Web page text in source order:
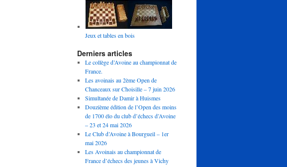
Jeux et tables en bois
Derniers articles
Le collège d’Avoine au championnat de
France.
Les avoinais au 2ème Open de
Chanceaux sur Choisille – 7 juin 2026
Simultanée de Damir à Huismes
Douzième édition de l’Open des moins
de 1700 élo du club d’échecs d’Avoine
– 23 et 24 mai 2026
Le Club d’Avoine à Bourgueil – 1er
mai 2026
Les Avoinais au championnat de
France d’échecs des jeunes à Vichy